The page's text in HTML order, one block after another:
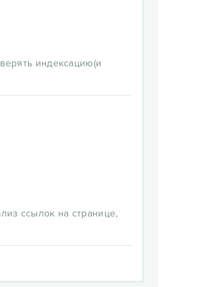
индексацию(и
ссылок на странице,